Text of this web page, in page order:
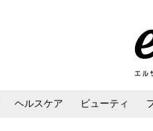
ヘルスケア ビューティ